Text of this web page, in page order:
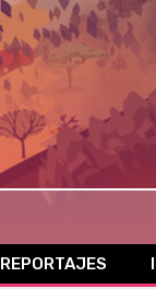
REPORTAJES